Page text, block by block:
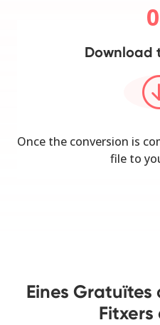
Download
Once the conversion is
file to
Eines Gratuïtes
Fitxers